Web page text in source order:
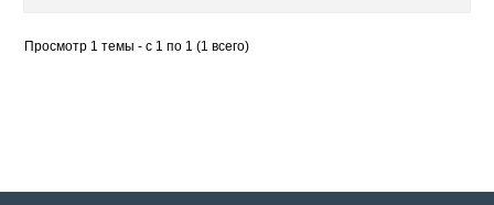
Просмотр 1 темы - с 1 по 1 (1 всего)